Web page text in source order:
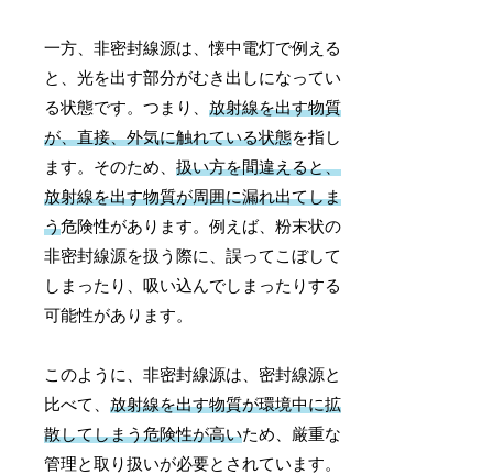
一方、非密封線源は、懐中電灯で例える
と、光を出す部分がむき出しになってい
る状態です。つまり、放射線を出す物質
が、直接、外気に触れている状態を指し
ます。そのため、扱い方を間違えると、
放射線を出す物質が周囲に漏れ出てしま
う危険性があります。例えば、粉末状の
非密封線源を扱う際に、誤ってこぼして
しまったり、吸い込んでしまったりする
可能性があります。
このように、非密封線源は、密封線源と
比べて、放射線を出す物質が環境中に拡
散してしまう危険性が高いため、厳重な
管理と取り扱いが必要とされています。